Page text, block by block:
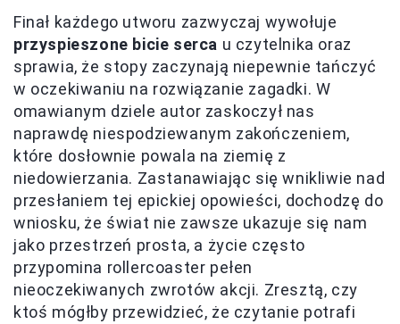
Finał każdego utworu zazwyczaj wywołuje
przyspieszone bicie serca u czytelnika oraz
sprawia, że stopy zaczynają niepewnie tańczyć
w oczekiwaniu na rozwiązanie zagadki. W
omawianym dziele autor zaskoczył nas
naprawdę niespodziewanym zakończeniem,
które dosłownie powala na ziemię z
niedowierzania. Zastanawiając się wnikliwie nad
przesłaniem tej epickiej opowieści, dochodzę do
wniosku, że świat nie zawsze ukazuje się nam
jako przestrzeń prosta, a życie często
przypomina rollercoaster pełen
nieoczekiwanych zwrotów akcji. Zresztą, czy
ktoś mógłby przewidzieć, że czytanie potrafi